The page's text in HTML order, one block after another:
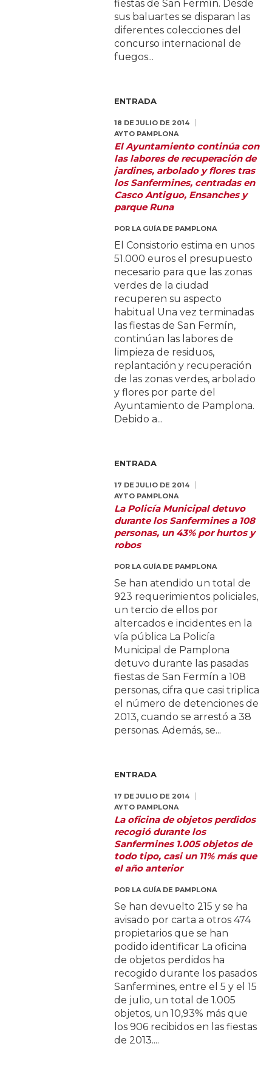
fiestas de San Fermín. Desde
sus baluartes se disparan las
diferentes colecciones del
concurso internacional de
fuegos...
ENTRADA
18 DE JULIO DE 2014
AYTO PAMPLONA
El Ayuntamiento continúa con
las labores de recuperación de
jardines, arbolado y flores tras
los Sanfermines, centradas en
Casco Antiguo, Ensanches y
parque Runa
POR LA GUÍA DE PAMPLONA
El Consistorio estima en unos
51.000 euros el presupuesto
necesario para que las zonas
verdes de la ciudad
recuperen su aspecto
habitual Una vez terminadas
las fiestas de San Fermín,
continúan las labores de
limpieza de residuos,
replantación y recuperación
de las zonas verdes, arbolado
y flores por parte del
Ayuntamiento de Pamplona.
Debido a...
ENTRADA
17 DE JULIO DE 2014
AYTO PAMPLONA
La Policía Municipal detuvo
durante los Sanfermines a 108
personas, un 43% por hurtos y
robos
POR LA GUÍA DE PAMPLONA
Se han atendido un total de
923 requerimientos policiales,
un tercio de ellos por
altercados e incidentes en la
vía pública La Policía
Municipal de Pamplona
detuvo durante las pasadas
fiestas de San Fermín a 108
personas, cifra que casi triplica
el número de detenciones de
2013, cuando se arrestó a 38
personas. Además, se...
ENTRADA
17 DE JULIO DE 2014
AYTO PAMPLONA
La oficina de objetos perdidos
recogió durante los
Sanfermines 1.005 objetos de
todo tipo, casi un 11% más que
el año anterior
POR LA GUÍA DE PAMPLONA
Se han devuelto 215 y se ha
avisado por carta a otros 474
propietarios que se han
podido identificar La oficina
de objetos perdidos ha
recogido durante los pasados
Sanfermines, entre el 5 y el 15
de julio, un total de 1.005
objetos, un 10,93% más que
los 906 recibidos en las fiestas
de 2013....